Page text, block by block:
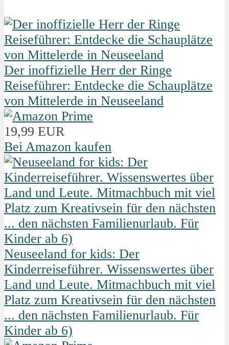
Der inoffizielle Herr der Ringe
Reiseführer: Entdecke die Schauplätze
von Mittelerde in Neuseeland
19,99 EUR
Bei Amazon kaufen
Neuseeland for kids: Der
Kinderreiseführer. Wissenswertes über
Land und Leute. Mitmachbuch mit viel
Platz zum Kreativsein für den nächsten
... den nächsten Familienurlaub. Für
Kinder ab 6)